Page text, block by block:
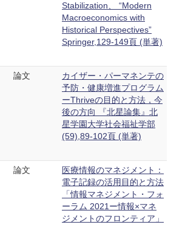
Stabilization、 “Modern
Macroeconomics with
Historical Perspectives”
Springer,129-149頁 (単著)
論文
カイザー・パーマネンテの
予防・健康増進プログラム
ーThriveの目的と方法，今
後の方向 『北星論集』北
星学園大学社会福祉学部
(59),89-102頁 (単著)
論文
医療情報のマネジメント：
電子記録の活用目的と方法
「情報マネジメント・フォ
ーラム 2021ー情報×マネ
ジメントのフロンティア」